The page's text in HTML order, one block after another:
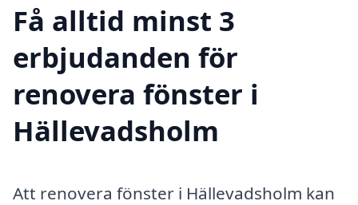
Få alltid minst 3
erbjudanden för
renovera fönster i
Hällevadsholm
Att renovera fönster i Hällevadsholm kan